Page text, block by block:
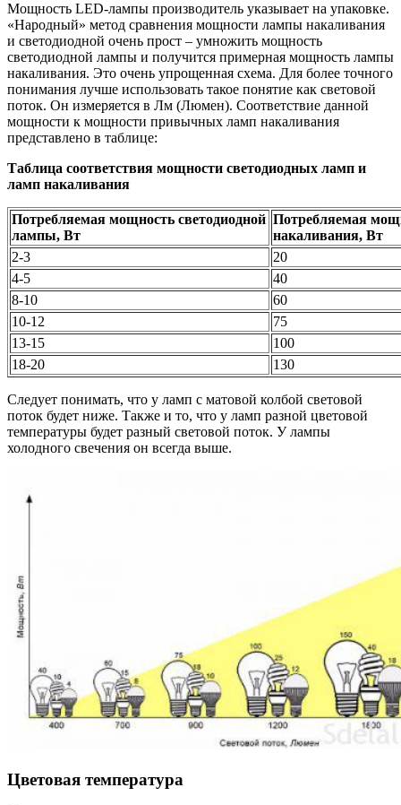
Мощность LED-лампы производитель указывает на упаковке.
«Народный» метод сравнения мощности лампы накаливания
и светодиодной очень прост – умножить мощность
светодиодной лампы и получится примерная мощность лампы
накаливания. Это очень упрощенная схема. Для более точного
понимания лучше использовать такое понятие как световой
поток. Он измеряется в Лм (Люмен). Соответствие данной
мощности к мощности привычных ламп накаливания
представлено в таблице:
Таблица соответствия мощности светодиодных ламп и
ламп накаливания
Потребляемая мощность светодиодной
лампы, Вт
Потребляемая
накаливания, Вт
2-3
20
4-5
40
8-10
60
10-12
75
13-15
100
18-20
130
Следует понимать, что у ламп с матовой колбой световой
поток будет ниже. Также и то, что у ламп разной цветовой
температуры будет разный световой поток. У лампы
холодного свечения он всегда выше.
Цветовая температура